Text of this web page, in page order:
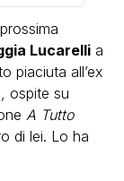
Lucarelli a
piaciuta all’ex
ospite su
A Tutto
di lei. Lo ha